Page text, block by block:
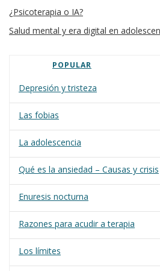
¿Psicoterapia o IA?
Salud mental y era digital en
POPULAR
Depresión y tristeza
Las fobias
La adolescencia
Qué es la ansiedad – Causas y crisis
Enuresis nocturna
Razones para acudir a terapia
Los límites